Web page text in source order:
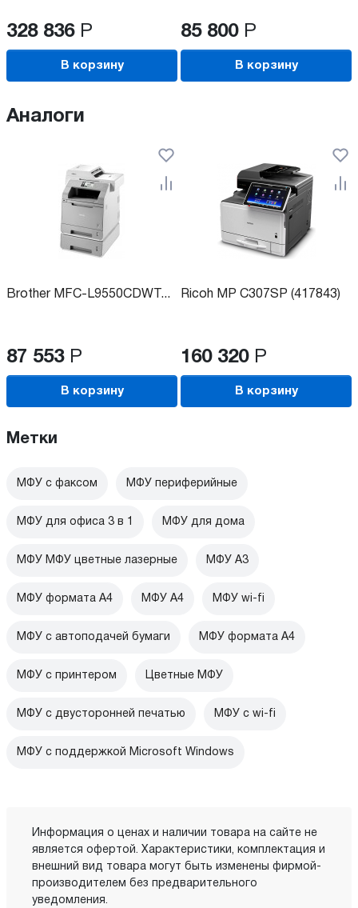
328 836 Р
В корзину
85 800 Р
В корзину
Аналоги
Brother MFC-L9550CDWT...
87 553 Р
В корзину
Ricoh MP C307SP (417843)
160 320 Р
В корзину
Метки
МФУ с факсом МФУ периферийные
МФУ для офиса 3 в 1 МФУ для дома
МФУ МФУ цветные лазерные МФУ А3
МФУ формата А4 МФУ А4 МФУ wi-fi
МФУ с автоподачей бумаги МФУ формата А4
МФУ с принтером Цветные МФУ
МФУ с двусторонней печатью МФУ c wi-fi
МФУ с поддержкой Microsoft Windows
Информация о ценах и наличии товара на сайте не
является офертой. Характеристики, комплектация и
внешний вид товара могут быть изменены фирмой-
производителем без предварительного
уведомления.